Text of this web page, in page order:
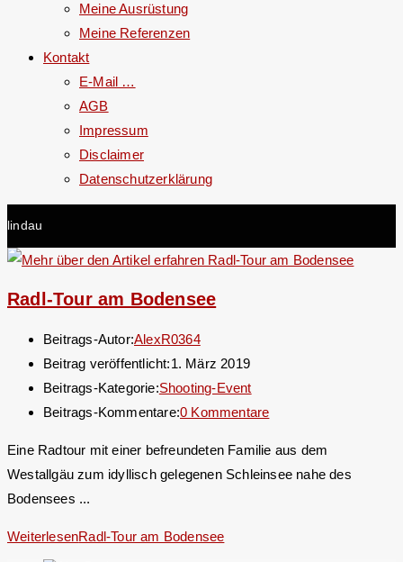
Meine Ausrüstung
Meine Referenzen
Kontakt
E-Mail …
AGB
Impressum
Disclaimer
Datenschutzerklärung
lindau
Radl-Tour am Bodensee
Beitrags-Autor:AlexR0364
Beitrag veröffentlicht:1. März 2019
Beitrags-Kategorie:Shooting-Event
Beitrags-Kommentare:0 Kommentare
Eine Radtour mit einer befreundeten Familie aus dem
Westallgäu zum idyllisch gelegenen Schleinsee nahe des
Bodensees ...
WeiterlesenRadl-Tour am Bodensee